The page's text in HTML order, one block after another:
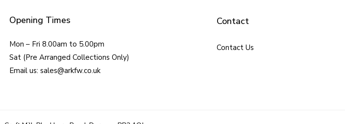
Opening Times
Mon – Fri 8.00am to 5.00pm
Sat (Pre Arranged Collections Only)
Email us: sales@arkfw.co.uk
Contact
Contact Us